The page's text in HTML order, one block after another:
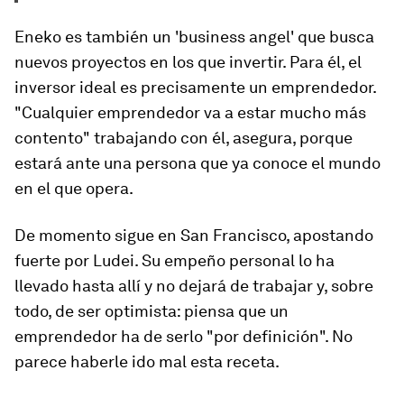
Eneko es también un 'business angel' que busca
nuevos proyectos en los que invertir. Para él, el
inversor ideal es precisamente un emprendedor.
"Cualquier emprendedor va a estar mucho más
contento" trabajando con él, asegura, porque
estará ante una persona que ya conoce el mundo
en el que opera.
De momento sigue en San Francisco, apostando
fuerte por Ludei. Su empeño personal lo ha
llevado hasta allí y no dejará de trabajar y, sobre
todo, de ser optimista: piensa que un
emprendedor ha de serlo "por definición". No
parece haberle ido mal esta receta.